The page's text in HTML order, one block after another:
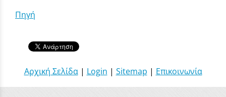
Πηγή
Αρχική Σελίδα| Login | Sitemap | Επικοινωνία